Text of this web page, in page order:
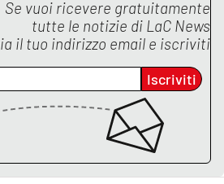
Se vuoi ricevere gratuitamente
tutte le notizie di LaC News
il tuo indirizzo email e iscriviti
Iscriviti